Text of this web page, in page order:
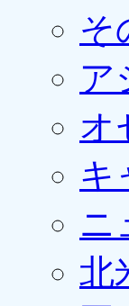
そ
ア
オ
キ
ニ
北